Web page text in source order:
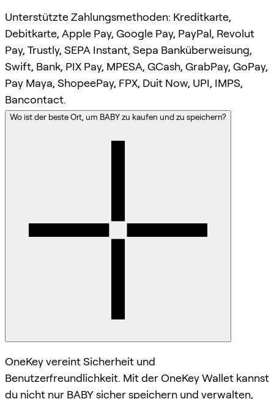
Unterstützte Zahlungsmethoden: Kreditkarte,
Debitkarte, Apple Pay, Google Pay, PayPal, Revolut
Pay, Trustly, SEPA Instant, Sepa Banküberweisung,
Swift, Bank, PIX Pay, MPESA, GCash, GrabPay, GoPay,
Pay Maya, ShopeePay, FPX, Duit Now, UPI, IMPS,
Bancontact.
Wo ist der beste Ort, um BABY zu kaufen und zu speichern?
OneKey vereint Sicherheit und
Benutzerfreundlichkeit. Mit der OneKey Wallet kannst
du nicht nur BABY sicher speichern und verwalten,